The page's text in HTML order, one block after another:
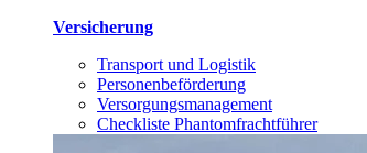
Versicherung
Transport und Logistik
Personenbeförderung
Versorgungsmanagement
Checkliste Phantomfrachtführer